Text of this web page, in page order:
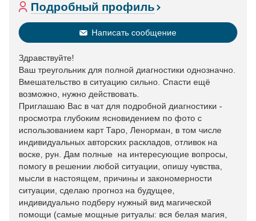
Подробный профиль
Написать сообщение
Здравствуйте!
Ваш треугольник для полной диагностики однозначно.
Вмешательство в ситуацию сильно. Спасти ещё
возможно, нужно действовать.
Приглашаю Вас в чат для подробной диагностики -
просмотра глубоким ясновидением по фото с
использованием карт Таро, Ленорман, в том числе
индивидуальных авторских раскладов, отливок на
воске, рун. Дам полные на интересующие вопросы,
помогу в решении любой ситуации, опишу чувства,
мысли в настоящем, причины и закономерности
ситуации, сделаю прогноз на будущее,
индивидуально подберу нужный вид магической
помощи (самые мощные ритуалы: вся белая магия,